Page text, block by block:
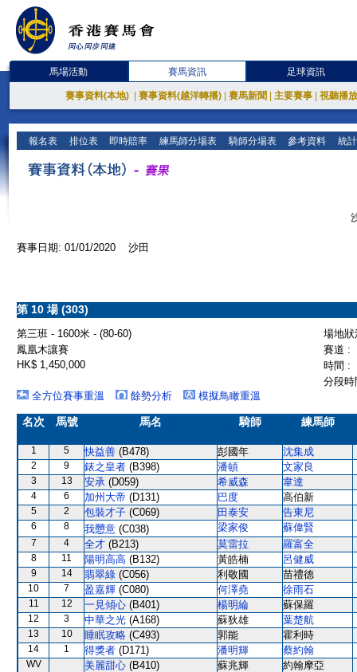
馬場活動 賽馬資訊 足球資訊
賽事資料(本地) 賽事資料(越洋轉播) 賽馬新聞 主要賽事 視聽播
報名表 排位表 即時賠率 練馬師分場表 騎師分場表 參考資料 統
賽事日期: 01/01/2020 沙田
第 10 場 (303)
第三班 - 1600米 - (80-60)
場地
鳳凰木讓賽
賽道 :
HK$ 1,450,000
時間 :
分段
全方位賽事重溫
餘勢分析 模擬鳥瞰重溫
名次 馬號 馬名 騎師 練馬師
1 5 快益善 (B478) 彭國年 沈集成
2 9 錶之皇者 (B398) 潘頓 文家良
3 13 安承 (D059) 希威森 韋達
4 6 加州大帝 (D131) 巴度 高伯新
5 2 包裝才子 (C069) 田泰安 告東尼
6 8 我𢥧意 (C038) 梁家俊 蘇偉賢
7 4 全才 (B213) 莫雷拉 羅富全
8 11 陽明高高 (B132) 黃皓楠 呂健威
9 14 翡翠綠 (C056) 利敬國 苗禮德
10 7 盈嘉輝 (C080) 何澤堯 徐雨石
11 12 一見傾心 (B401) 楊明綸 蘇保羅
12 3 中華之光 (A168) 蘇狄雄 葉楚航
13 10 睡眠攻略 (C493) 郭能 霍利時
14 1 得獎者 (D171) 潘明輝 蔡約翰
WV 美麗甜心 (B410) 蘇兆輝
約翰摩亞